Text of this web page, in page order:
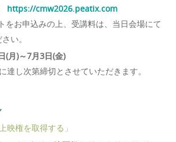
https://cmw2026.peatix.com
をお申込みの上、受講料は、当日会場にて
い。
(月)～7月3日(金)
締切とさせていただきます。
権を取得する」